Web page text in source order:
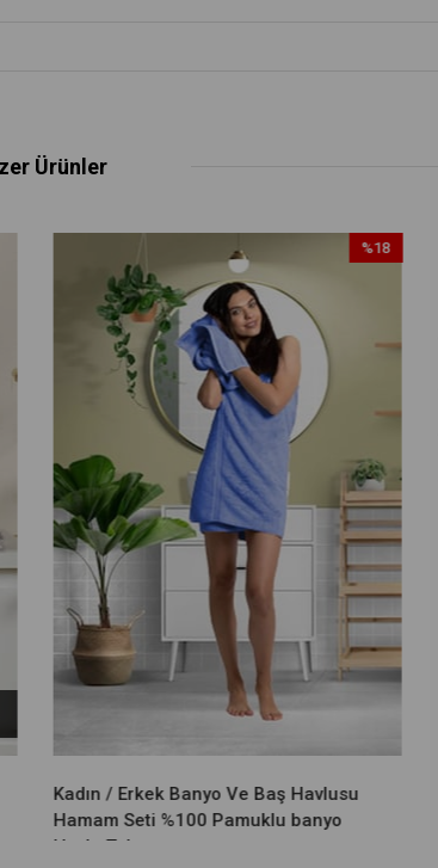
Ürünler
Kadın / Erkek Banyo Ve Baş Havlusu
Hamam Seti %100 Pamuklu banyo
Havlu Takımı
%18